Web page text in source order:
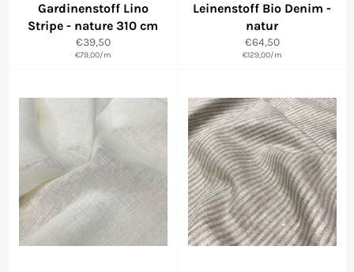
Gardinenstoff Lino
Stripe - nature 310 cm
Normaler
Preis
€39,50
€79,00/m
Leinenstoff Bio Denim -
natur
Normaler
Preis
€64,50
€129,00/m